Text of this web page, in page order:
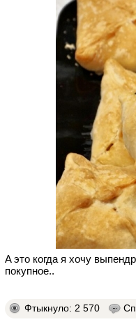
A это когда я хочу
покупное..
Фтыкнуло: 2 570